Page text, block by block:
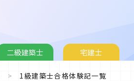
二級建築士 宅建士
1級建築士合格体験記一覧